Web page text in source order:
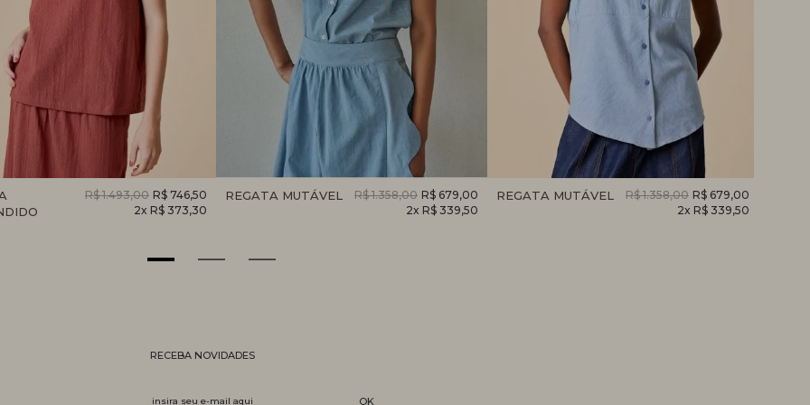
R$ 1.493,00 R$ 746,50
2x R$ 373,30
REGATA MUTÁVEL R$ 1.358,00 R$ 679,00
2x R$ 339,50
REGATA MUTÁVEL R$ 1.358,00 R$ 679,00
2x R$ 339,50
RECEBA NOVIDADES